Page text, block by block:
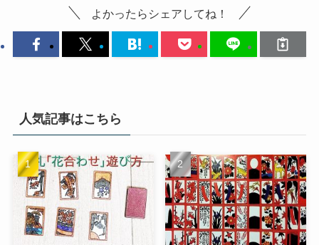
よかったらシェアしてね！
人気記事はこちら